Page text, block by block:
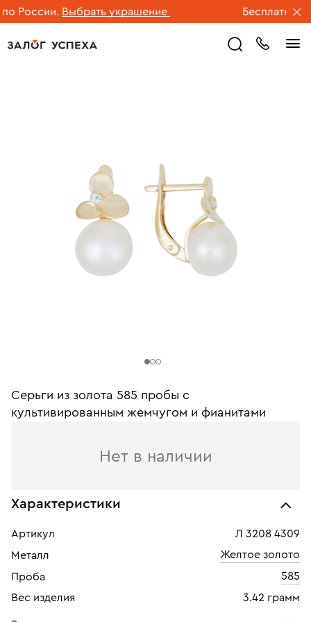
России. Выбрать украшение Бесплатная
Серьги из золота 585 пробы c
культивированным жемчугом и фианитами
Нет в наличии
Характеристики
Артикул
Л 3208 4309
Металл
Желтое золото
Проба
585
Вес изделия
3.42 грамм